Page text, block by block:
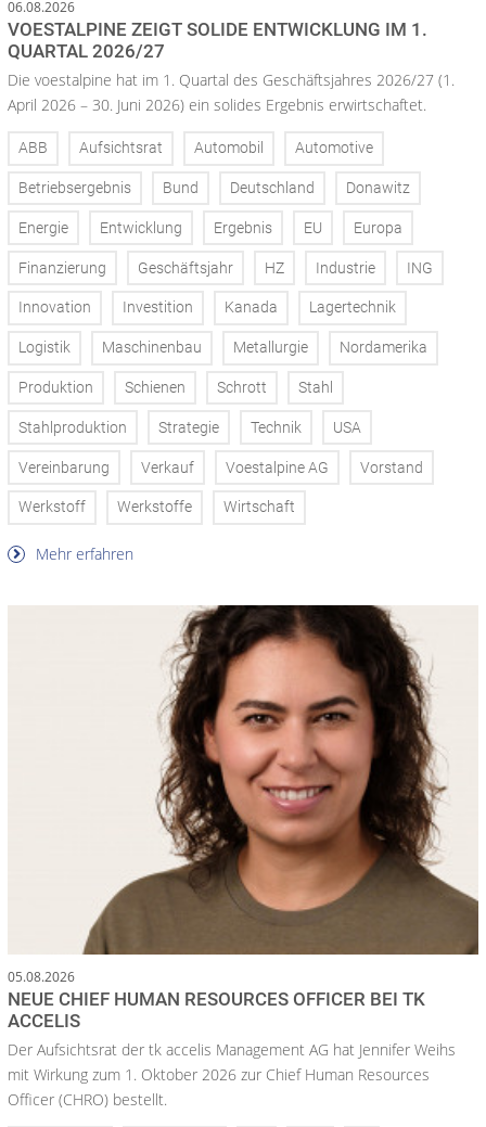
06.08.2026
VOESTALPINE ZEIGT SOLIDE ENTWICKLUNG IM 1.
QUARTAL 2026/27
Die voestalpine hat im 1. Quartal des Geschäftsjahres 2026/27 (1.
April 2026 – 30. Juni 2026) ein solides Ergebnis erwirtschaftet.
ABB Aufsichtsrat Automobil Automotive
Betriebsergebnis Bund Deutschland Donawitz
Energie Entwicklung Ergebnis EU Europa
Finanzierung Geschäftsjahr HZ Industrie ING
Innovation Investition Kanada Lagertechnik
Logistik Maschinenbau Metallurgie Nordamerika
Produktion Schienen Schrott Stahl
Stahlproduktion Strategie Technik USA
Vereinbarung Verkauf Voestalpine AG Vorstand
Werkstoff Werkstoffe Wirtschaft
Mehr erfahren
05.08.2026
NEUE CHIEF HUMAN RESOURCES OFFICER BEI TK
ACCELIS
Der Aufsichtsrat der tk accelis Management AG hat Jennifer Weihs
mit Wirkung zum 1. Oktober 2026 zur Chief Human Resources
Officer (CHRO) bestellt.